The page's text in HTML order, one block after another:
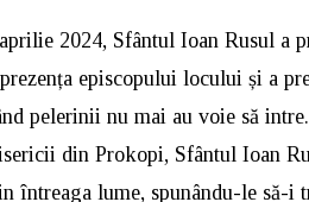
2024, Sfântul Ioan Rusul a
episcopului locului și a
pelerinii nu mai au voie să
din Prokopi, Sfântul Ioan
întreaga lume, spunându-le să-i